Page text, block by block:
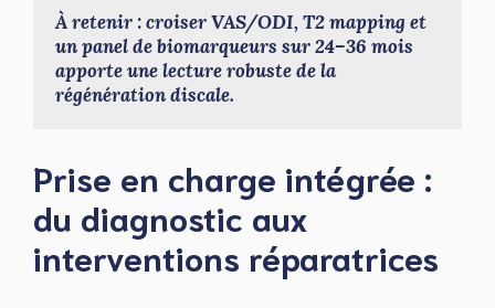
À retenir : croiser VAS/ODI, T2 mapping et
un panel de biomarqueurs sur 24–36 mois
apporte une lecture robuste de la
régénération discale.
Prise en charge intégrée :
du diagnostic aux
interventions réparatrices